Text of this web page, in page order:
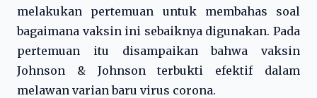
melakukan pertemuan untuk membahas soal
bagaimana vaksin ini sebaiknya digunakan. Pada
pertemuan itu disampaikan bahwa vaksin
Johnson & Johnson terbukti efektif dalam
melawan varian baru virus corona.